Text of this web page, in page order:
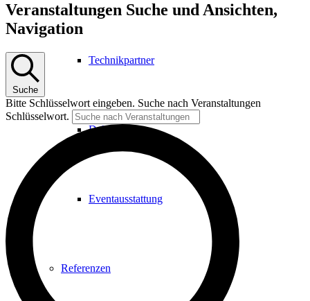
Technikpartner
Dekoration
Eventausstattung
Referenzen
Veranstaltungen
Veranstaltungen Suche und Ansichten,
Navigation
Suche
Bitte Schlüsselwort eingeben. Suche nach Veranstaltungen
Schlüsselwort.